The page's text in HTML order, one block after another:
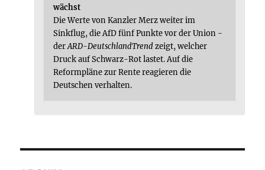
wächst
Die Werte von Kanzler Merz weiter im
Sinkflug, die AfD fünf Punkte vor der Union -
derARD-DeutschlandTrendzeigt, welcher
Druck auf Schwarz-Rot lastet. Auf die
Reformpläne zur Rente reagieren die
Deutschen verhalten.